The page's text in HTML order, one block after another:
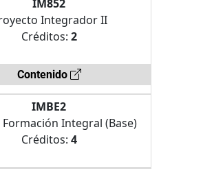
IM852
Integrador II
Créditos: 2
Contenido
IMBE2
Formación Integral (Base)
Créditos: 4